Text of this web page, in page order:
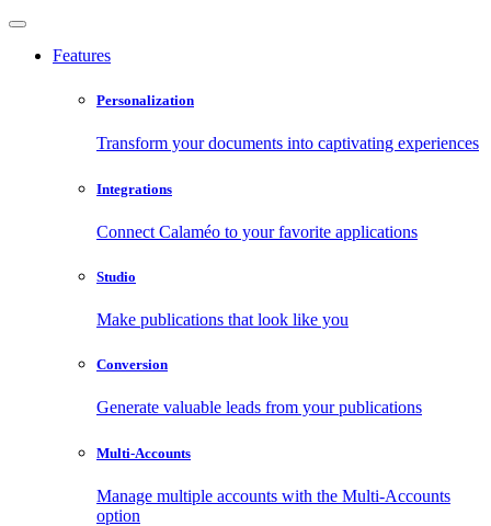
Features
Personalization
Transform your documents into captivating experiences
Integrations
Connect Calaméo to your favorite applications
Studio
Make publications that look like you
Conversion
Generate valuable leads from your publications
Multi-Accounts
Manage multiple accounts with the Multi-Accounts
option